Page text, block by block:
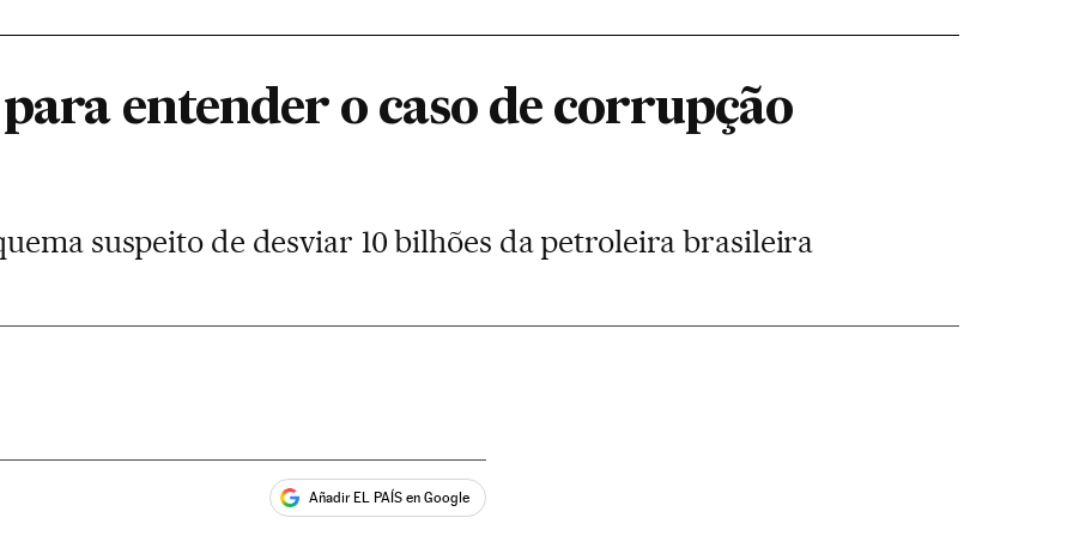
entender o caso de corrupção
suspeito de desviar 10 bilhões da petroleira brasileira
Añadir EL PAÍS en Google